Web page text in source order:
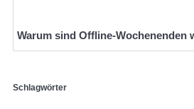
Warum sind Offline-Wochenenden
Schlagwörter